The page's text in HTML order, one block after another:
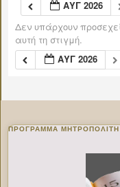
ΑΥΓ 2026
Δεν υπάρχουν
αυτή τη στιγμή.
ΑΥΓ 2026
ΠΡΌΓΡΑΜΜΑ ΜΗΤΡΟΠΟΛΊΤΗ